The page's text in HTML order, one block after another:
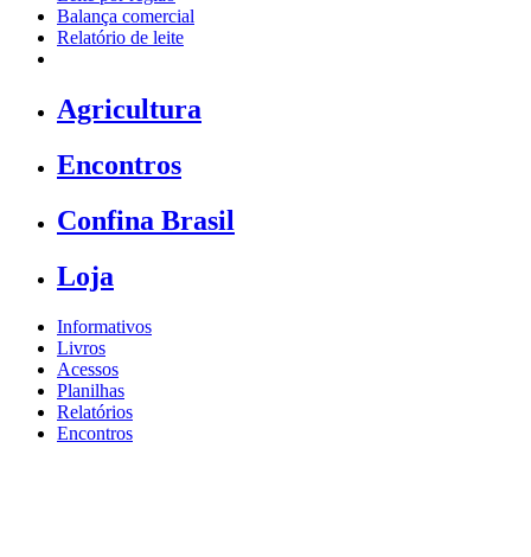
Balança comercial
Relatório de leite
Agricultura
Encontros
Confina Brasil
Loja
Informativos
Livros
Acessos
Planilhas
Relatórios
Encontros